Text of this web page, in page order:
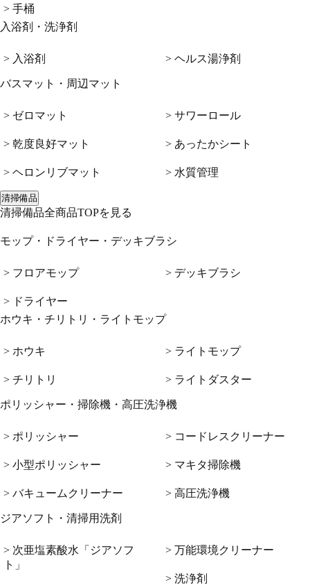
> 手桶
入浴剤・洗浄剤
> 入浴剤 > ヘルス湯浄剤
バスマット・周辺マット
> ゼロマット
> 乾度良好マット
> ヘロンリブマット
> サワーロール
> あったかシート
> 水質管理
清掃備品
清掃備品全商品TOPを見る
モップ・ドライヤー・デッキブラシ
> フロアモップ
> ドライヤー
> デッキブラシ
ホウキ・チリトリ・ライトモップ
> ホウキ
> チリトリ
> ライトモップ
> ライトダスター
ポリッシャー・掃除機・高圧洗浄機
> ポリッシャー
> 小型ポリッシャー
> バキュームクリーナー
> コードレスクリーナー
> マキタ掃除機
> 高圧洗浄機
ジアソフト・清掃用洗剤
> 次亜塩素酸水「ジアソフ
ト」
> 万能環境クリーナー
> 洗浄剤